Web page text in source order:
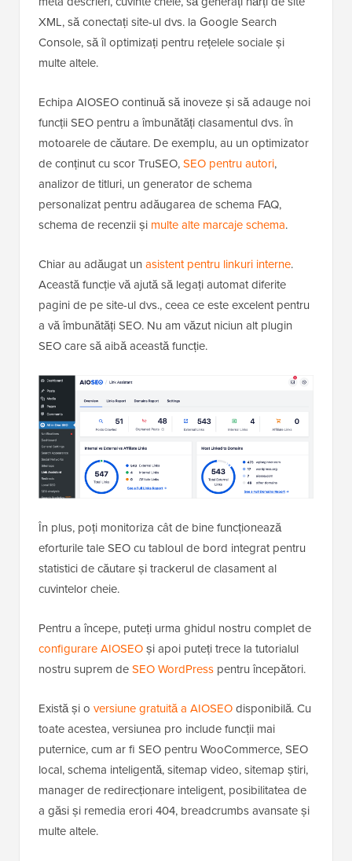
XML, să conectați site-ul dvs. la Google Search
Console, să îl optimizați pentru rețelele sociale și
multe altele.
Echipa AIOSEO continuă să inoveze și să adauge noi
funcții SEO pentru a îmbunătăți clasamentul dvs. în
motoarele de căutare. De exemplu, au un optimizator
de conținut cu scor TruSEO,SEO pentru autori,
analizor de titluri, un generator de schema
personalizat pentru adăugarea de schema FAQ,
schema de recenzii și multe alte marcaje schema.
Chiar au adăugat un asistent pentru linkuri interne.
Această funcție vă ajută să legați automat diferite
pagini de pe site-ul dvs., ceea ce este excelent pentru
a vă îmbunătăți SEO. Nu am văzut niciun alt plugin
SEO care să aibă această funcție.
În plus, poți monitoriza cât de bine funcționează
eforturile tale SEO cu tabloul de bord integrat pentru
statistici de căutare și trackerul de clasament al
cuvintelor cheie.
Pentru a începe, puteți urma ghidul nostru complet de
configurare AIOSEOși apoi puteți trece la tutorialul
nostru suprem deSEO WordPress pentru începători.
Există și o versiune gratuită a AIOSEOdisponibilă. Cu
toate acestea, versiunea pro include funcții mai
puternice, cum ar fi SEO pentru WooCommerce, SEO
local, schema inteligentă, sitemap video, sitemap știri,
manager de redirecționare inteligent, posibilitatea de
a găsi și remedia erori 404, breadcrumbs avansate și
multe altele.